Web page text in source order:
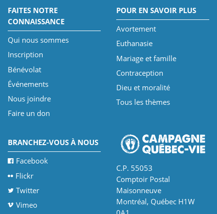
FAITES NOTRE
CONNAISSANCE
Qui nous sommes
Inscription
Bénévolat
Événements
Nous joindre
Faire un don
POUR EN SAVOIR PLUS
Avortement
Euthanasie
Mariage et famille
Contraception
Dieu et moralité
Tous les thèmes
BRANCHEZ-VOUS À NOUS
Facebook
Flickr
Twitter
Vimeo
C.P. 55053
Comptoir Postal
Maisonneuve
Montréal, Québec H1W